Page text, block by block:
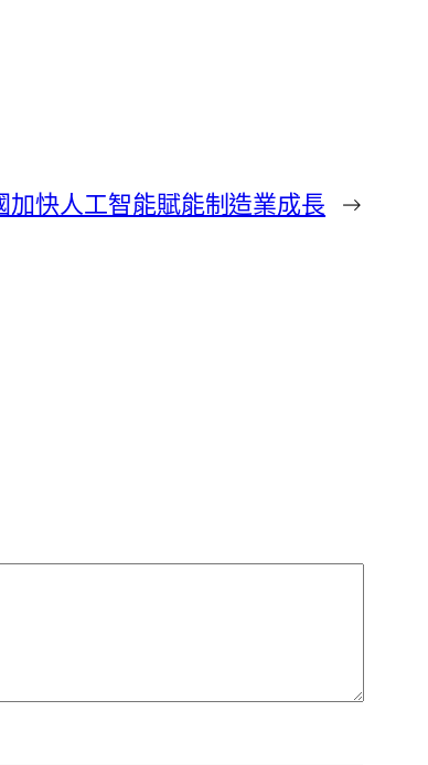
加快人工智能賦能制造業成長 →